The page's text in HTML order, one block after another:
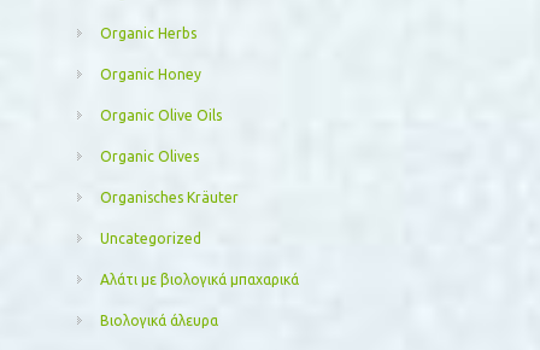
Organic Herbs
Organic Honey
Organic Olive Oils
Organic Olives
Organisches Kräuter
Uncategorized
Αλάτι με βιολογικά μπαχαρικά
Βιολογικά άλευρα